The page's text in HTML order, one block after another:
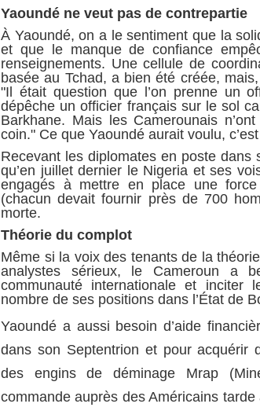
Yaoundé ne veut pas de contrepartie
À Yaoundé, on a le sentiment que la
et que le manque de confiance
renseignements. Une cellule de
basée au Tchad, a bien été créée,
"Il était question que l’on prenne un
dépêche un officier français sur le sol
Barkhane. Mais les Camerounais
coin." Ce que Yaoundé aurait voulu,
Recevant les diplomates en poste
qu’en juillet dernier le Nigeria et ses
engagés à mettre en place une
(chacun devait fournir près de 700
morte.
Théorie du complot
Même si la voix des tenants de la
analystes sérieux, le Cameroun a
communauté internationale et inciter
nombre de ses positions dans l’État de
Yaoundé a aussi besoin d’aide
dans son Septentrion et pour acquérir
des engins de déminage Mrap
commande auprès des Américains